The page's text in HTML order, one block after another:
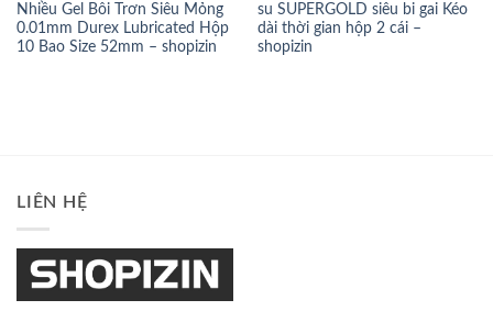
Nhiều Gel Bôi Trơn Siêu Mỏng
0.01mm Durex Lubricated Hộp
10 Bao Size 52mm – shopizin
su SUPERGOLD siêu bi gai Kéo
dài thời gian hộp 2 cái –
shopizin
LIÊN HỆ